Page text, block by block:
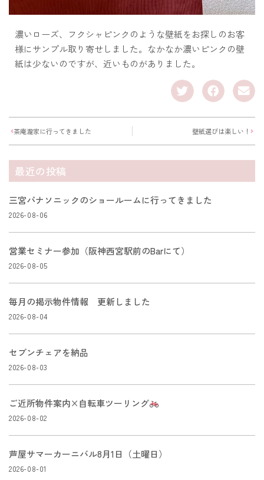
濃いローズ、フクシャピンクのような壁紙をお探しのお客
様にサンプル取り寄せしました。なかなか濃いピンクの壁
紙は少ないのですが、近いものがありました。
茶庵瀧家に行ってきました 壁紙選びは楽しい！
最近の投稿
三宮パナソニックのショールームに行ってきました
2026-08-06
営業セミナー参加（阪神西宮駅前のBarにて）
2026-08-05
毎月の掲示物件情報 更新しました
2026-08-04
セブンチェアを納品
2026-08-03
ご近所物件案内×自転車ツーリング
2026-08-02
芦屋サマーカーニバル8月1日（土曜日）
2026-08-01